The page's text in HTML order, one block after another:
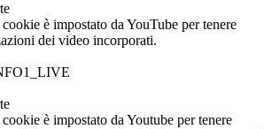
è impostato da YouTube per tenere
dei video incorporati.
è impostato da Youtube per tenere